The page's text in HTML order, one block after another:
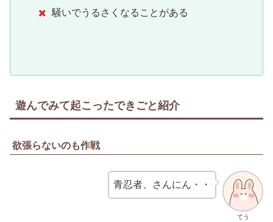
騒いでうるさくなることがある
遊んでみて起こったできごと紹介
欲張らないのも作戦
てう
青忍者、さんにん・・